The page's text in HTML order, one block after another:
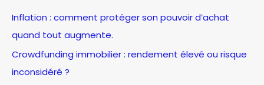
r
c
h
e
Inflation : comment protéger son pouvoir d’achat
quand tout augmente.
Crowdfunding immobilier : rendement élevé ou risque
inconsidéré ?